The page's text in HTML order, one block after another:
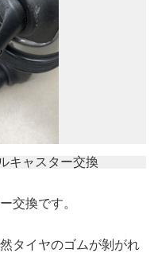
交換です。
タイヤのゴムが剝がれ